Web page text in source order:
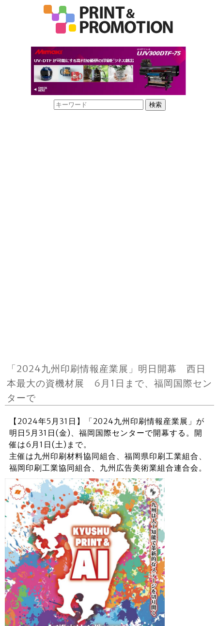
「2024九州印刷情報産業展」明日開幕 西日
本最大の資機材展 6月1日まで、福岡国際セン
ターで
【2024年5月31日】「2024九州印刷情報産業展」が
明日5月31日(金)、福岡国際センターで開幕する。開
催は6月1日(土)まで。
主催は九州印刷材料協同組合、福岡県印刷工業組合、
福岡印刷工業協同組合、九州広告美術業組合連合会。